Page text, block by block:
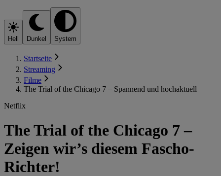
Hell Dunkel System
Startseite
Streaming
Filme
The Trial of the Chicago 7 – Spannend und hochaktuell
Netflix
The Trial of the Chicago 7 –
Zeigen wir’s diesem Fascho-
Richter!